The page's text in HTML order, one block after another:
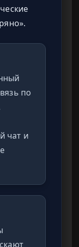
по
чат и